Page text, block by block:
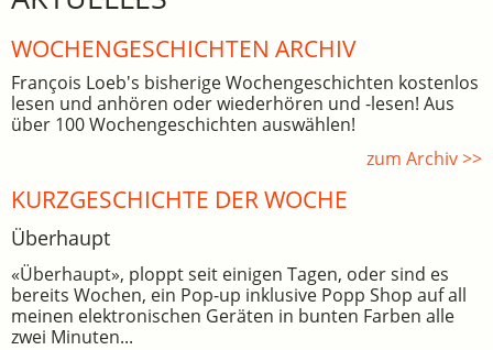
WOCHEN­GE­SCHICHTEN ARCHIV
François Loeb's bisherige Wochengeschichten kostenlos
lesen und anhören oder wiederhören und -lesen! Aus
über 100 Wochengeschichten auswählen!
zum Archiv >>
KURZGESCHICHTE DER WOCHE
Überhaupt
«Überhaupt», ploppt seit einigen Tagen, oder sind es
bereits Wochen, ein Pop-up inklusive Popp Shop auf all
meinen elektronischen Geräten in bunten Farben alle
zwei Minuten...